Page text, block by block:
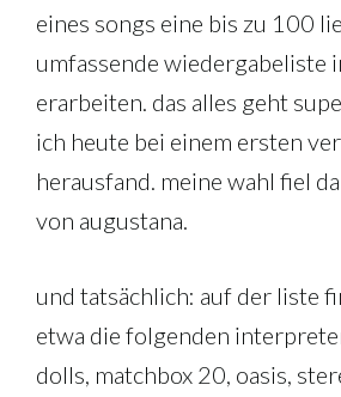
eines songs eine bis zu 100
umfassende wiedergabeliste
erarbeiten. das alles geht
ich heute bei einem ersten
herausfand. meine wahl fiel
von augustana.
und tatsächlich: auf der liste
etwa die folgenden
dolls, matchbox 20, oasis,